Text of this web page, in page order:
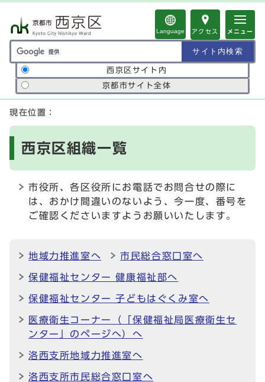
Language アクセス メニュー
サイト内検索の範囲
西京区サイト内
京都市サイト全体
ここから本文です
現在位置：
西京区組織一覧
市役所、各区役所にお電話でお問合せの際に
は、おかけ間違いのないよう、今一度、番号を
ご確認くださいますようお願いいたします。
地域力推進室へ 市民総合窓口室へ
保健福祉センター 健康福祉部へ
保健福祉センター 子どもはぐくみ室へ
医療衛生コーナー（「保健福祉局医療衛生セ
ンター」のページへ）へ
洛西支所地域力推進室へ
洛西支所市民総合窓口室へ